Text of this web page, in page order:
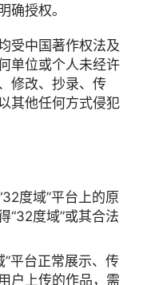
确授权。
受中国著作权法及
单位或个人未经许
修改、抄录、传
其他任何方式侵犯
度域”平台上的原
“32度域”或其合法
”平台正常展示、传
户上传的作品，需